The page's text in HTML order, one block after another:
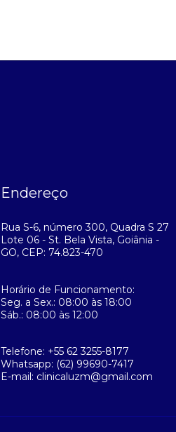
Endereço
Rua S-6, número 300, Quadra S 27
Lote 06 - St. Bela Vista, Goiânia -
GO, CEP: 74.823-470
Horário de Funcionamento:
Seg. a Sex.: 08:00 às 18:00
Sáb.: 08:00 às 12:00
Telefone: +55 62 3255-8177
Whatsapp: (62) 99690-7417
E-mail: clinicaluzm@gmail.com